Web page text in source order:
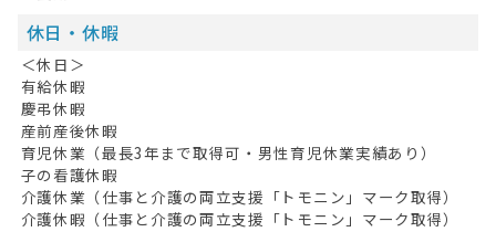
休日・休暇
＜休日＞
有給休暇
慶弔休暇
産前産後休暇
育児休業（最長3年まで取得可・男性育児休業実績あり）
子の看護休暇
介護休業（仕事と介護の両立支援「トモニン」マーク取得）
介護休暇（仕事と介護の両立支援「トモニン」マーク取得）